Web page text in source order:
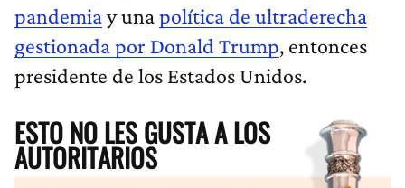
pandemiay unapolítica de ultraderecha
gestionada por Donald Trump, entonces
presidente de los Estados Unidos.
ESTO NO LES GUSTA A LOS
AUTORITARIOS